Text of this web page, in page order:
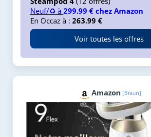
Neuf/♻️ à 299.99 € chez Amazon
En Occaz à : 263.99 €
Voir toutes les offres
Amazon [Braun]